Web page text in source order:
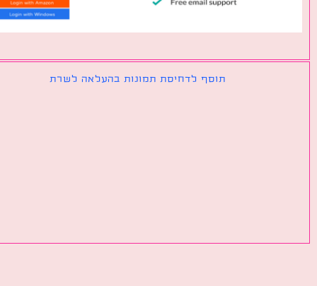
תוסף לדחיסת תמונות בהעלאה לשרת